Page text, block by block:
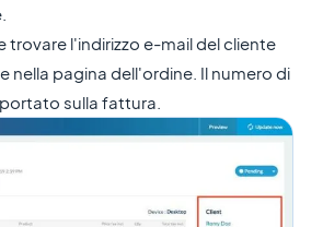
trovare l'indirizzo e-mail del cliente
nella pagina dell'ordine. Il numero di
sulla fattura.